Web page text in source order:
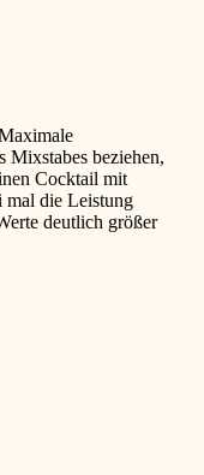
Mixstabes beziehen,
Cocktail mit
mal die Leistung
deutlich größer